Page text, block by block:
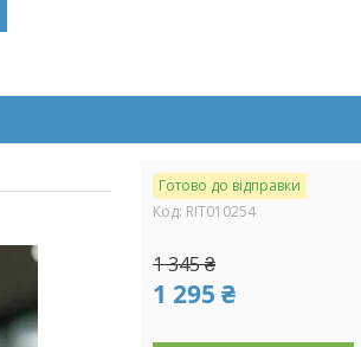
Готово до відправки
Код: RIT010254
1 345 ₴
1 295 ₴